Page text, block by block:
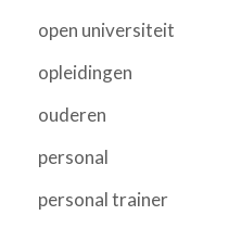
open universiteit
opleidingen
ouderen
personal
personal trainer